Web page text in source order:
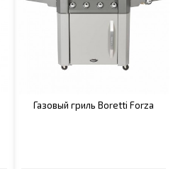
Газовый гриль Boretti Forza